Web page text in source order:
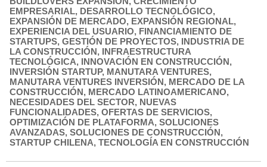
EMPRESARIAL, DESARROLLO TECNOLÓGICO,
EXPANSIÓN DE MERCADO, EXPANSIÓN REGIONAL,
EXPERIENCIA DEL USUARIO, FINANCIAMIENTO DE
STARTUPS, GESTIÓN DE PROYECTOS, INDUSTRIA DE
LA CONSTRUCCIÓN, INFRAESTRUCTURA
TECNOLÓGICA, INNOVACIÓN EN CONSTRUCCIÓN,
INVERSIÓN STARTUP, MANUTARA VENTURES,
MANUTARA VENTURES INVERSIÓN, MERCADO DE LA
CONSTRUCCIÓN, MERCADO LATINOAMERICANO,
NECESIDADES DEL SECTOR, NUEVAS
FUNCIONALIDADES, OFERTAS DE SERVICIOS,
OPTIMIZACIÓN DE PLATAFORMA, SOLUCIONES
AVANZADAS, SOLUCIONES DE CONSTRUCCIÓN,
STARTUP CHILENA, TECNOLOGÍA EN CONSTRUCCIÓN